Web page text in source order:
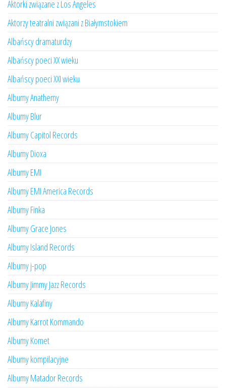
Aktorki związane z Los Angeles
Aktorzy teatralni związani z Białymstokiem
Albańscy dramaturdzy
Albańscy poeci XX wieku
Albańscy poeci XXI wieku
Albumy Anathemy
Albumy Blur
Albumy Capitol Records
Albumy Dioxa
Albumy EMI
Albumy EMI America Records
Albumy Finka
Albumy Grace Jones
Albumy Island Records
Albumy j-pop
Albumy Jimmy Jazz Records
Albumy Kalafiny
Albumy Karrot Kommando
Albumy Komet
Albumy kompilacyjne
Albumy Matador Records